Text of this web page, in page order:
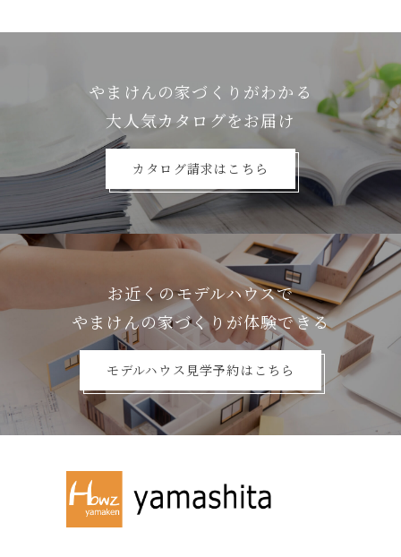
やまけんの家づくりがわかる
⼤⼈気カタログをお届け
カタログ請求はこちら
お近くのモデルハウスで
やまけんの家づくりが体験できる
モデルハウス見学予約はこちら